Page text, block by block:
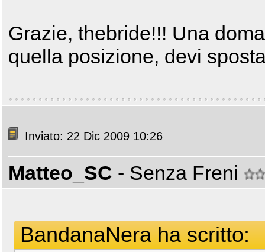
Grazie, thebride!!! Una
quella posizione, devi
Inviato: 22 Dic 2009 10:26
Matteo_SC - Senza Freni
BandanaNera ha scritto: